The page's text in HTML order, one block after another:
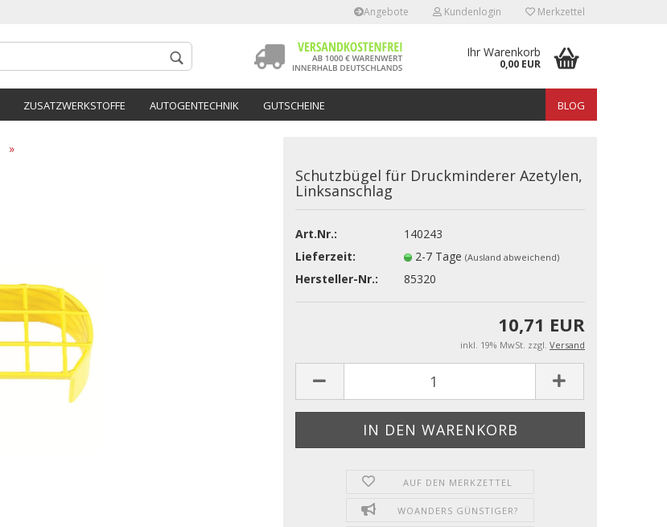
Angebote Kundenlogin
Konto erstellen
Passwort vergessen?
Merkzettel
Ihr Warenkorb
0,00 EUR
ZUSATZWERKSTOFFE AUTOGENTECHNIK GUTSCHEINE BLOG
»
Schutzbügel für Druckminderer Azetylen,
Linksanschlag
Art.Nr.:
140243
Lieferzeit:
2-7 Tage (Ausland abweichend)
Hersteller-Nr.: 85320
10,71 EUR
inkl. 19% MwSt. zzgl. Versand
AUF DEN MERKZETTEL
WOANDERS GÜNSTIGER?